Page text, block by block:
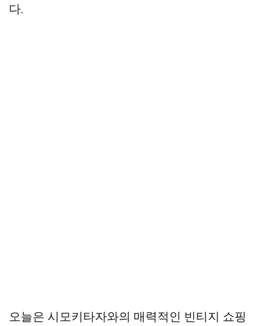
다.
오늘은 시모키타자와의 매력적인 빈티지 쇼핑